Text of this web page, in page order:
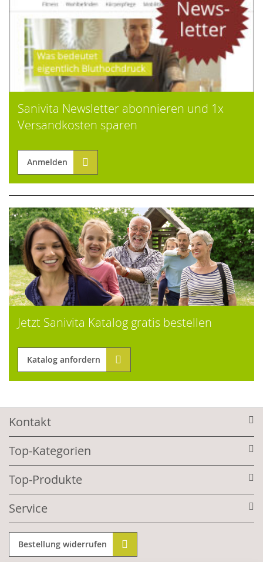
Sanivita Newsletter abonnieren und 1x
Versandkosten sparen
Anmelden
Jetzt Sanivita Katalog gratis bestellen
Katalog anfordern
Kontakt
Top-Kategorien
Top-Produkte
Service
Bestellung widerrufen